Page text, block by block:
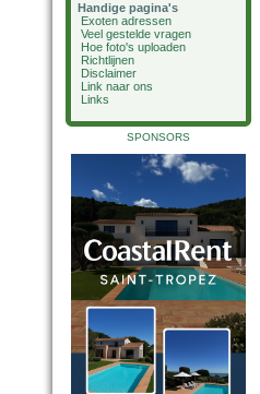
Handige pagina's
Exoten adressen
Veel gestelde vragen
Hoe foto's uploaden
Richtlijnen
Disclaimer
Link naar ons
Links
SPONSORS